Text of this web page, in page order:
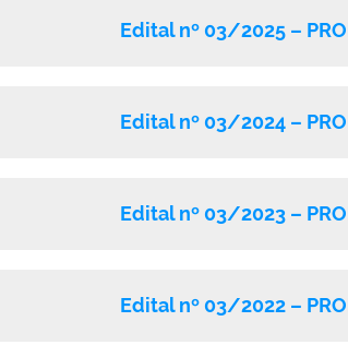
Edital nº 03/2025 –
Edital nº 03/2024 –
Edital nº 03/2023 –
Edital nº 03/2022 –